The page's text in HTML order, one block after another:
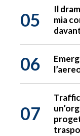
05
Il
mia
06
07